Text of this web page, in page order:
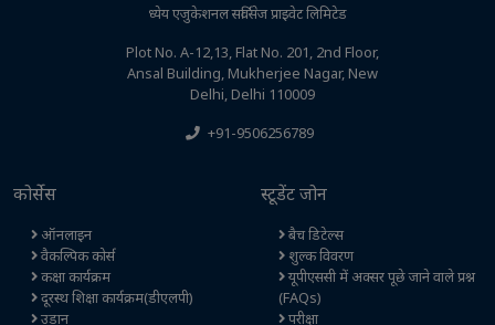
ध्येय एजुकेशनल सर्विसेज प्राइवेट लिमिटेड
Plot No. A-12,13, Flat No. 201, 2nd Floor,
Ansal Building, Mukherjee Nagar, New
Delhi, Delhi 110009
+91-9506256789
कोर्सेस
ऑनलाइन
वैकल्पिक कोर्स
कक्षा कार्यक्रम
दूरस्थ शिक्षा कार्यक्रम(डीएलपी)
उड़ान
स्टूडेंट जोन
बैच डिटेल्स
शुल्क विवरण
यूपीएससी में अक्सर पूछे जाने वाले प्रश्न
(FAQs)
परीक्षा